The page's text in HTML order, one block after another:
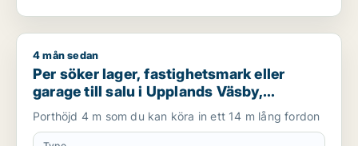
Per söker lager, fastighetsmark eller garage till salu i
4 mån sedan
Per söker lager, fastighetsmark eller
garage till salu i Upplands Väsby,
Vallentuna eller Järfälla m.fl.
Porthöjd 4 m som du kan köra in ett 14 m lång fordon